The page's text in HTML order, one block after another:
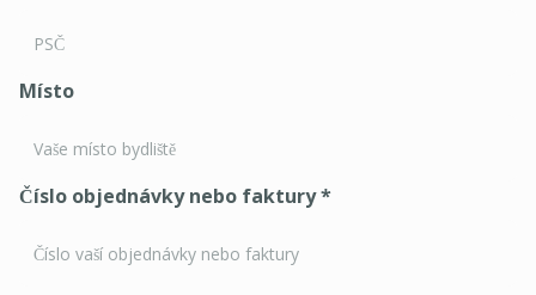
Místo
Číslo objednávky nebo faktury*